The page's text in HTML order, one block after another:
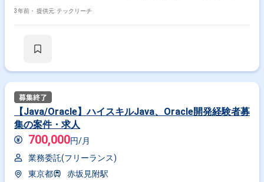
す。
3年前・ 提供元: テックリーチ
【Java/Oracle】ハイスキルJava、Oracle開発経験者募
集の案件・求人
700,000円/月
業務委託(フリーランス)
東京都
赤坂見附駅